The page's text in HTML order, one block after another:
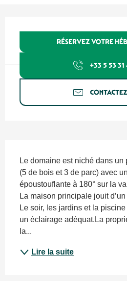
RÉSERVEZ VOTRE
+33 5 53 31
Le domaine est niché dans un
(5 de bois et 3 de parc) avec
époustouflante à 180° sur la
La maison principale jouit
Le soir, les jardins et la
un éclairage adéquat.La
la...
Lire la suite